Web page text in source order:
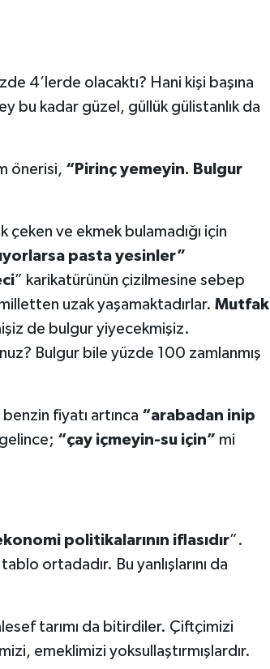
4’lerde olacaktı? Hani kişi başına
bu kadar güzel, güllük gülistanlık da
önerisi, “Pirinç yemeyin. Bulgur
çeken ve ekmek bulamadığı için
pasta yesinler”
” karikatürünün çizilmesine sebep
uzak yaşamaktadırlar. Mutfak
de bulgur yiyecekmişiz.
Bulgur bile yüzde 100 zamlanmış
fiyatı artınca “arabadan inip
“çay içmeyin-su için” mi
politikalarının iflasıdır”.
ortadadır. Bu yanlışlarını da
tarımı da bitirdiler. Çiftçimizi
emeklimizi yoksullaştırmışlardır.